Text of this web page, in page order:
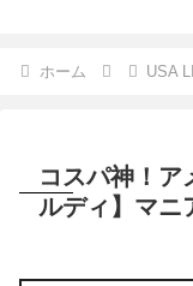
ホーム USA
コスパ神！ア
ルディ】マニ